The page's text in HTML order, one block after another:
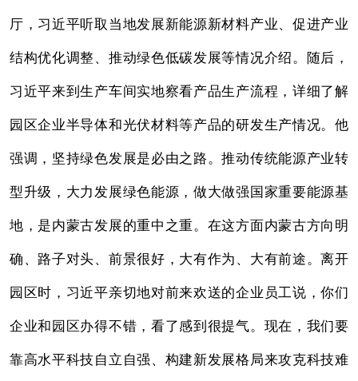
厅，习近平听取当地发展新能源新材料产业、促进产业
结构优化调整、推动绿色低碳发展等情况介绍。随后，
习近平来到生产车间实地察看产品生产流程，详细了解
园区企业半导体和光伏材料等产品的研发生产情况。他
强调，坚持绿色发展是必由之路。推动传统能源产业转
型升级，大力发展绿色能源，做大做强国家重要能源基
地，是内蒙古发展的重中之重。在这方面内蒙古方向明
确、路子对头、前景很好，大有作为、大有前途。离开
园区时，习近平亲切地对前来欢送的企业员工说，你们
企业和园区办得不错，看了感到很提气。现在，我们要
靠高水平科技自立自强、构建新发展格局来攻克科技难